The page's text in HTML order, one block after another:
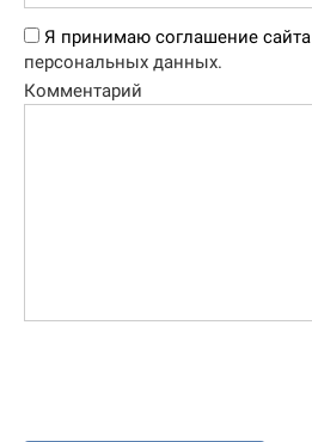
Я принимаю соглашение сайта
персональных данных.
Комментарий